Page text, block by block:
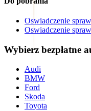
Oswiadczenie
Oswiadczenie
Wybierz bezpłatne
Audi
BMW
Ford
Skoda
Toyota